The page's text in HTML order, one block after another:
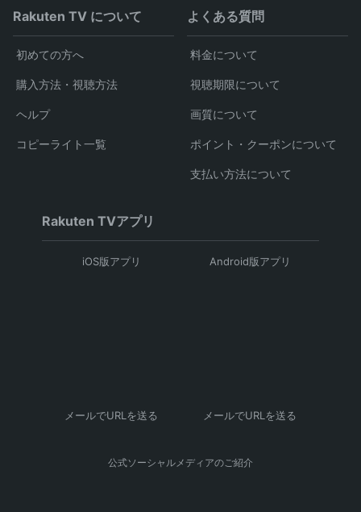
Rakuten TV について
初めての方へ
購入方法・視聴方法
ヘルプ
コピーライト一覧
よくある質問
料金について
視聴期限について
画質について
ポイント・クーポンについて
支払い方法について
Rakuten TVアプリ
iOS版アプリ
メールでURLを送る
Android版アプリ
メールでURLを送る
公式ソーシャルメディアのご紹介